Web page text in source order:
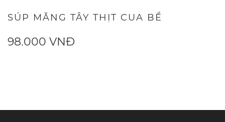
SÚP MĂNG TÂY THỊT CUA BỂ
98.000 VNĐ